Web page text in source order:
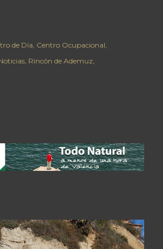
de Día Centro Ocupacional
Rincón de Ademuz